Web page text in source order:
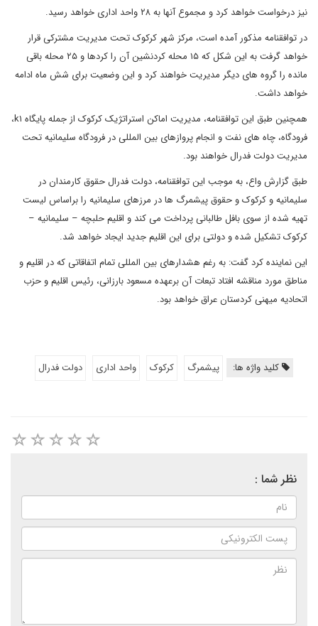
نیز درخواست خواهد کرد و مجموع آنها به ۲۸ واحد اداری خواهد رسید.
در توافقنامه مذکور آمده است، مرکز شهر کرکوک تحت مدیریت مشترکی قرار
خواهد گرفت به این شکل که ۱۵ محله کردنشین آن را کردها و ۲۵ محله باقی
مانده را گروه های دیگر مدیریت خواهند کرد و این وضعیت برای شش ماه ادامه
خواهد داشت.
همچنین طبق این توافقنامه، مدیریت اماکن استراتژیک کرکوک از جمله پایگاه k۱،
فرودگاه، چاه های نفت و انجام پروازهای بین المللی در فرودگاه سلیمانیه تحت
مدیریت دولت فدرال خواهند بود.
طبق گزارش واع، به موجب این توافقنامه، دولت فدرال حقوق کارمندان در
سلیمانیه و کرکوک و حقوق پیشمرگ ها در مرزهای سلیمانیه را براساس لیست
تهیه شده از سوی بافل طالبانی پرداخت می کند و اقلیم حلبچه – سلیمانیه –
کرکوک تشکیل شده و دولتی برای این اقلیم جدید ایجاد خواهد شد.
این نماینده کرد گفت: به رغم هشدارهای بین المللی تمام اتفاقاتی که در اقلیم و
مناطق مورد مناقشه افتاد تبعات آن برعهده مسعود بارزانی، رئیس اقلیم و حزب
اتحادیه میهنی کردستان عراق خواهد بود.
کلید واژه ها: پیشمرگ کرکوک واحد اداری دولت فدرال
نظر شما :